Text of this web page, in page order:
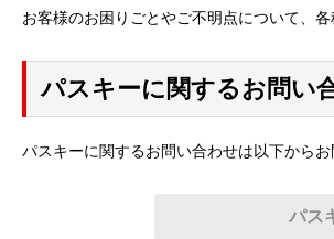
お客様のお困りごとやご不明点について、
パスキーに関するお問い
パスキーに関するお問い合わせは以下から
パス